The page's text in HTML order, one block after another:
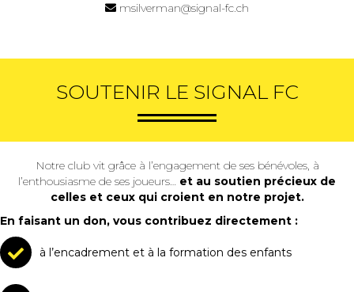
msilverman@signal-fc.ch
SOUTENIR LE SIGNAL FC
Notre club vit grâce à l’engagement de ses bénévoles, à
l’enthousiasme de ses joueurs… et au soutien précieux de
celles et ceux qui croient en notre projet.
En faisant un don, vous contribuez directement :
à l’encadrement et à la formation des enfants